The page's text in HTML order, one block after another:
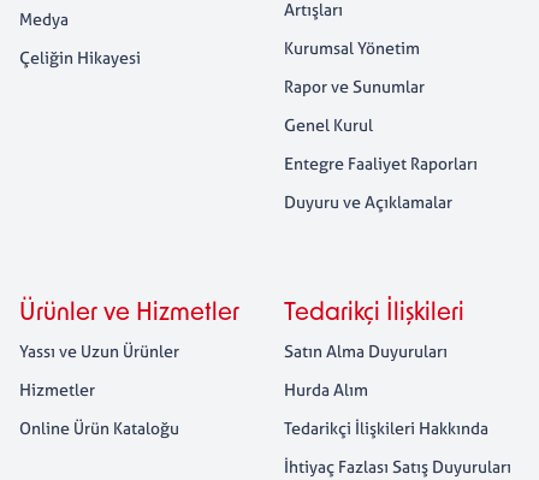
Medya
Çeliğin Hikayesi
Artışları
Kurumsal Yönetim
Rapor ve Sunumlar
Genel Kurul
Entegre Faaliyet Raporları
Duyuru ve Açıklamalar
Ürünler ve Hizmetler
Yassı ve Uzun Ürünler
Hizmetler
Online Ürün Kataloğu
Tedarikçi İlişkileri
Satın Alma Duyuruları
Hurda Alım
Tedarikçi İlişkileri Hakkında
İhtiyaç Fazlası Satış Duyuruları